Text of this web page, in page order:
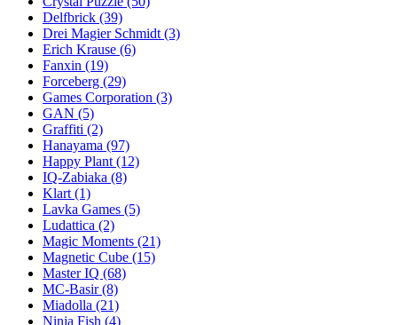
Delfbrick (39)
Drei Magier Schmidt (3)
Erich Krause (6)
Fanxin (19)
Forceberg (29)
Games Corporation (3)
GAN (5)
Graffiti (2)
Hanayama (97)
Happy Plant (12)
IQ-Zabiaka (8)
Klart (1)
Lavka Games (5)
Ludattica (2)
Magic Moments (21)
Magnetic Cube (15)
Master IQ (68)
MC-Basir(8)
Miadolla (21)
Ninja Fish (4)